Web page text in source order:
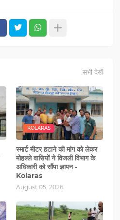
सभी देखें
KOLARAS
स्मार्ट मीटर हटाने की मांग को लेकर
मोहल्‍ले वासियों ने विजली विभाग के
अधिकारी को सौंंपा ज्ञापन -
Kolaras
August 05, 2026